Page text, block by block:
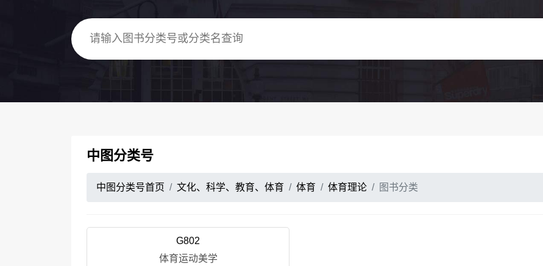
中图分类号
中图分类号首页 文化、科学、教育、体育 体育 体育理论 图书分类
G802
体育运动美学